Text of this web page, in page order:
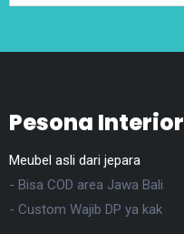
Pesona Interior
Meubel asli dari jepara
- Bisa COD area Jawa Bali
- Custom Wajib DP ya kak